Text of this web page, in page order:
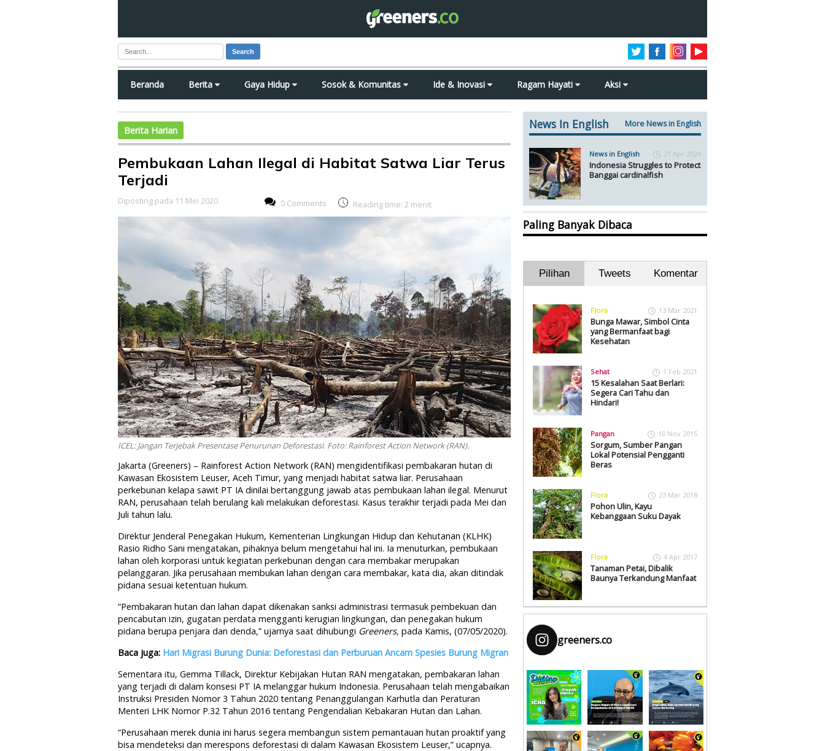
Search
Beranda Berita Gaya Hidup Sosok & Komunitas Ide & Inovasi Ragam Hayati Aksi
Berita Harian
Pembukaan Lahan Ilegal di Habitat Satwa Liar Terus
Terjadi
Diposting pada 11 Mei 2020 0 Comments Reading time: 2 menit
ICEL: Jangan Terjebak Presentase Penurunan Deforestasi. Foto: Rainforest Action Network (RAN).
Jakarta (Greeners) – Rainforest Action Network (RAN) mengidentifikasi pembakaran hutan di
Kawasan Ekosistem Leuser, Aceh Timur, yang menjadi habitat satwa liar. Perusahaan
perkebunan kelapa sawit PT IA dinilai bertanggung jawab atas pembukaan lahan ilegal. Menurut
RAN, perusahaan telah berulang kali melakukan deforestasi. Kasus terakhir terjadi pada Mei dan
Juli tahun lalu.
Direktur Jenderal Penegakan Hukum, Kementerian Lingkungan Hidup dan Kehutanan (KLHK)
Rasio Ridho Sani mengatakan, pihaknya belum mengetahui hal ini. Ia menuturkan, pembukaan
lahan oleh korporasi untuk kegiatan perkebunan dengan cara membakar merupakan
pelanggaran. Jika perusahaan membukan lahan dengan cara membakar, kata dia, akan ditindak
pidana sesuai ketentuan hukum.
“Pembakaran hutan dan lahan dapat dikenakan sanksi administrasi termasuk pembekuan dan
pencabutan izin, gugatan perdata mengganti kerugian lingkungan, dan penegakan hukum
pidana berupa penjara dan denda,” ujarnya saat dihubungi Greeners, pada Kamis, (07/05/2020).
Baca juga: Hari Migrasi Burung Dunia: Deforestasi dan Perburuan Ancam Spesies Burung Migran
Sementara itu, Gemma Tillack, Direktur Kebijakan Hutan RAN mengatakan, pembakaran lahan
yang terjadi di dalam konsesi PT IA melanggar hukum Indonesia. Perusahaan telah mengabaikan
Instruksi Presiden Nomor 3 Tahun 2020 tentang Penanggulangan Karhutla dan Peraturan
Menteri LHK Nomor P.32 Tahun 2016 tentang Pengendalian Kebakaran Hutan dan Lahan.
“Perusahaan merek dunia ini harus segera membangun sistem pemantauan hutan proaktif yang
bisa mendeteksi dan merespons deforestasi di dalam Kawasan Ekosistem Leuser,” ucapnya.
News In English More News in English
News in English 21 Apr 2024
Indonesia Struggles to Protect
Banggai cardinalfish
Paling Banyak Dibaca
Pilihan Tweets Komentar
Flora 13 Mar 2021
Bunga Mawar, Simbol Cinta
yang Bermanfaat bagi
Kesehatan
Sehat 1 Feb 2021
15 Kesalahan Saat Berlari:
Segera Cari Tahu dan
Hindari!
Pangan 10 Nov 2015
Sorgum, Sumber Pangan
Lokal Potensial Pengganti
Beras
Flora 23 Mar 2018
Pohon Ulin, Kayu
Kebanggaan Suku Dayak
Flora 4 Apr 2017
Tanaman Petai, Dibalik
Baunya Terkandung Manfaat
greeners.co